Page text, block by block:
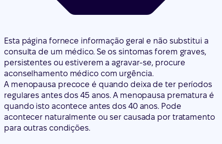
Esta página fornece informação geral e não substitui a
consulta de um médico. Se os sintomas forem graves,
persistentes ou estiverem a agravar-se, procure
aconselhamento médico com urgência.
A menopausa precoce é quando deixa de ter períodos
regulares antes dos 45 anos. A menopausa prematura é
quando isto acontece antes dos 40 anos. Pode
acontecer naturalmente ou ser causada por tratamento
para outras condições.